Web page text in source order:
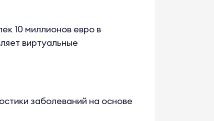
10 миллионов евро в
виртуальные
заболеваний на основе